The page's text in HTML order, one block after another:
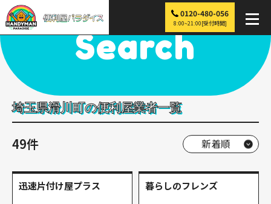
0120-480-056
8:00~21:00[受付時間]
便利屋パラダイス > 探す > 滑川町
Search
埼玉県滑川町の便利屋業者一覧
49件
迅速片付け屋プラス 暮らしのフレンズ